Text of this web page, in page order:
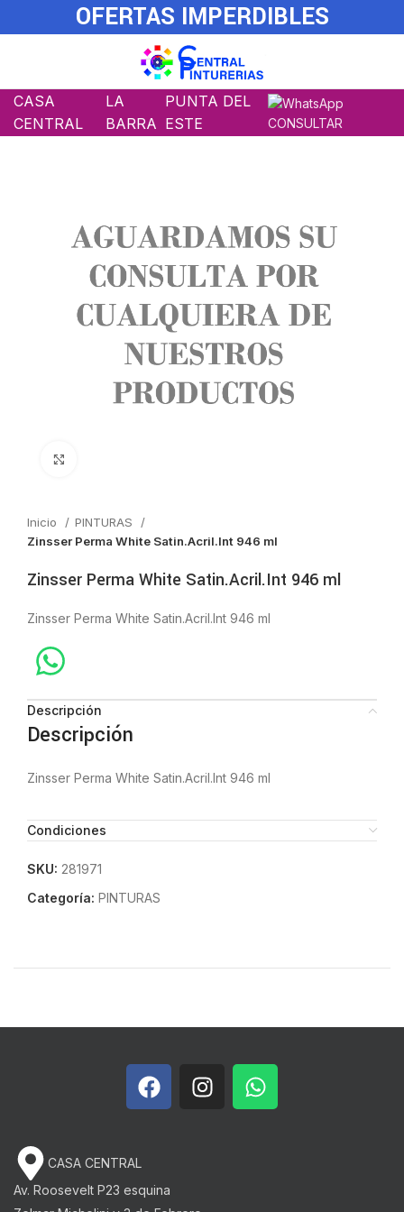
OFERTAS IMPERDIBLES
CASA
CENTRAL
LA
BARRA
PUNTA DEL
ESTE
CONSULTAR
Inicio
PINTURAS
Zinsser Perma White Satin.Acril.Int 946 ml
Zinsser Perma White Satin.Acril.Int 946 ml
Zinsser Perma White Satin.Acril.Int 946 ml
Descripción
Descripción
Zinsser Perma White Satin.Acril.Int 946 ml
Condiciones
SKU: 281971
Categoría: PINTURAS
CASA CENTRAL
Av. Roosevelt P23 esquina